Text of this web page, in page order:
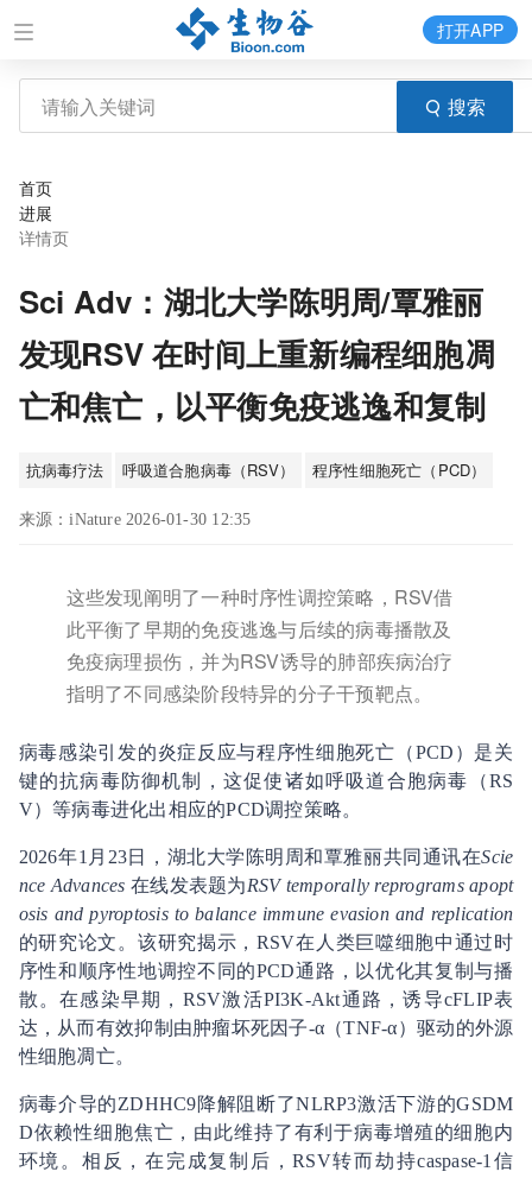
搜索
打开APP
首页
进展
详情页
Sci Adv：湖北大学陈明周/覃雅丽
发现RSV 在时间上重新编程细胞凋
亡和焦亡，以平衡免疫逃逸和复制
抗病毒疗法 呼吸道合胞病毒（RSV） 程序性细胞死亡（PCD）
来源：iNature 2026-01-30 12:35
这些发现阐明了一种时序性调控策略，RSV借
此平衡了早期的免疫逃逸与后续的病毒播散及
免疫病理损伤，并为RSV诱导的肺部疾病治疗
指明了不同感染阶段特异的分子干预靶点。
病毒感染引发的炎症反应与程序性细胞死亡（PCD）是关
键的抗病毒防御机制，这促使诸如呼吸道合胞病毒（RS
V）等病毒进化出相应的PCD调控策略。
2026年1月23日，湖北大学陈明周和覃雅丽共同通讯在Scie
nce Advances 在线发表题为RSV temporally reprograms apopt
osis and pyroptosis to balance immune evasion and replication
的研究论文。该研究揭示，RSV在人类巨噬细胞中通过时
序性和顺序性地调控不同的PCD通路，以优化其复制与播
散。在感染早期，RSV激活PI3K-Akt通路，诱导cFLIP表
达，从而有效抑制由肿瘤坏死因子-α（TNF-α）驱动的外源
性细胞凋亡。
病毒介导的ZDHHC9降解阻断了NLRP3激活下游的GSDM
D依赖性细胞焦亡，由此维持了有利于病毒增殖的细胞内
环境。相反，在完成复制后，RSV转而劫持caspase-1信